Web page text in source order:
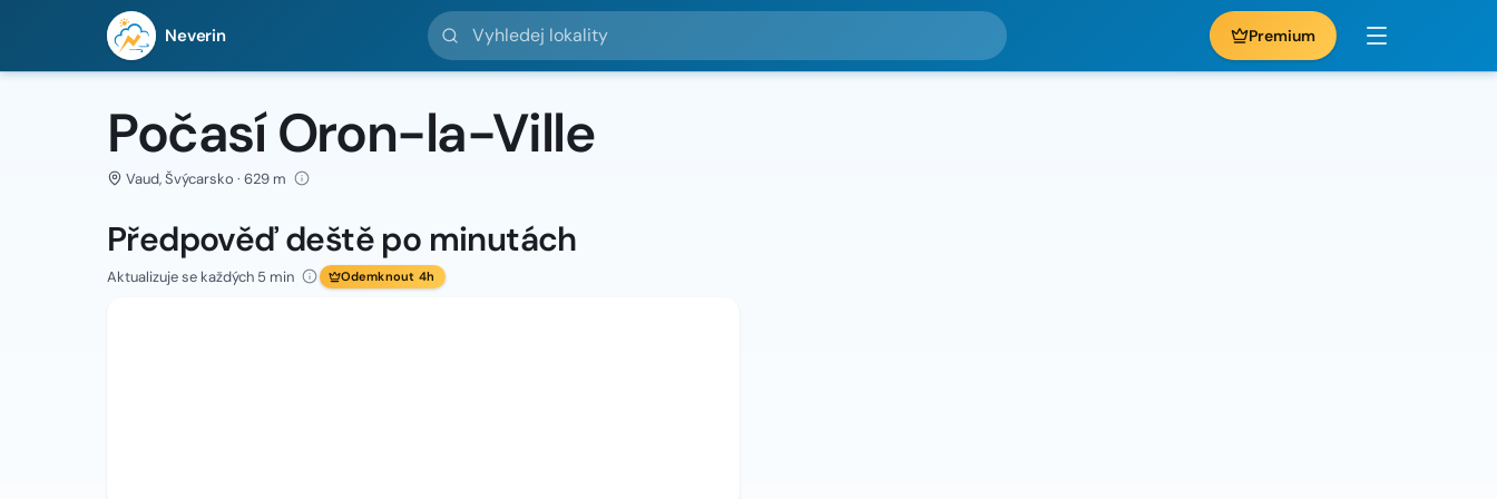
Neverin
Vyhledej lokality
Premium
Počasí Oron-la-Ville
Vaud, Švýcarsko · 629 m
Předpověď deště po minutách
Aktualizuje se každých 5 min Odemknout 4h